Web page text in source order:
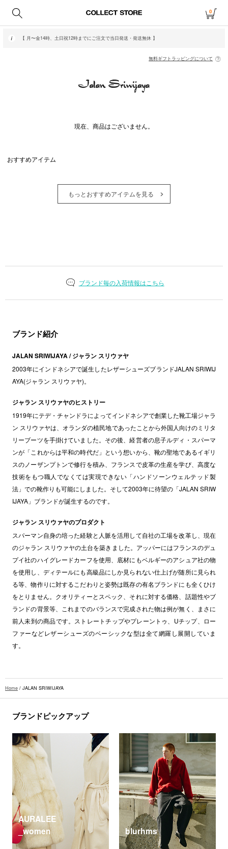
0
【 月〜金14時、土日祝12時までにご注文で当日発送・発送無休 】
無料ギフトラッピングについて
現在、商品はございません。
おすすめアイテム
もっとおすすめアイテムを見る
ブランド毎の入荷情報はこちら
ブランド紹介
JALAN SRIWIJAYA / ジャラン スリウァヤ
2003年にインドネシアで誕生したレザーシューズブランドJALAN SRIWIJ
AYA(ジャラン スリウァヤ)。
ジャラン スリウァヤのヒストリー
1919年にテデ・チャンドラによってインドネシアで創業した靴工場ジャラ
ン スリウァヤは、オランダの植民地であったことから外国人向けのミリタ
リーブーツを手掛けていました。その後、経営者の息子ルディ・スパーマ
ンが「これからは平和の時代だ」という想いから、靴の聖地であるイギリ
スのノーザンプトンで修行を積み、フランスで皮革の生産を学び、高度な
技術をもつ職人でなくては実現できない「ハンドソーンウェルテッド製
法」での靴作りも可能にしました。そして2003年に待望の「JALAN SRIW
IJAYA」ブランドが誕生するのです。
ジャラン スリウァヤのプロダクト
スパーマン自身の培った経験と人脈を活用して自社の工場を改革し、現在
のジャラン スリウァヤの土台を築きました。アッパーにはフランスのデュ
プイ社のハイグレードカーフを使用、底材にもベルギーのアシュア社の物
を使用し、ディテールにも高級品にしか見られない仕上げが随所に見られ
る等、物作りに対するこだわりと姿勢は既存の有名ブランドにも全くひけ
をとりません。クオリティーとスペック、それに対する価格、話題性やブ
ランドの背景等、これまでのバランスで完成された物は例が無く、まさに
前人未到の商品です。ストレートチップやプレーントゥ、Uチップ、ロー
ファーなどレザーシューズのベーシックな型は全て網羅し展開していま
す。
Home / JALAN SRIWIJAYA
ブランドピックアップ
AURALEE
_women
blurhms